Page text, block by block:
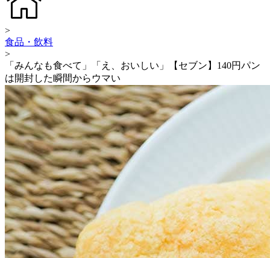
>
食品・飲料
>
「みんなも食べて」「え、おいしい」【セブン】140円パン
は開封した瞬間からウマい